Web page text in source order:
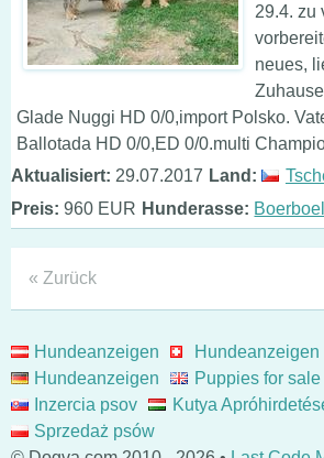
29.4. zu
neues,
Glade Nuggi HD 0/0,import Polsko.
Ballotada HD 0/0,ED 0/0.multi
Aktualisiert: 29.07.2017 Land:
Preis: 960 EUR Hunderasse: Boerboel
« Zurück
Hundeanzeigen
Hundeanzeigen
Hundeanzeigen
Puppies for sale
Inzercia psov
Kutya
Sprzedaż psów